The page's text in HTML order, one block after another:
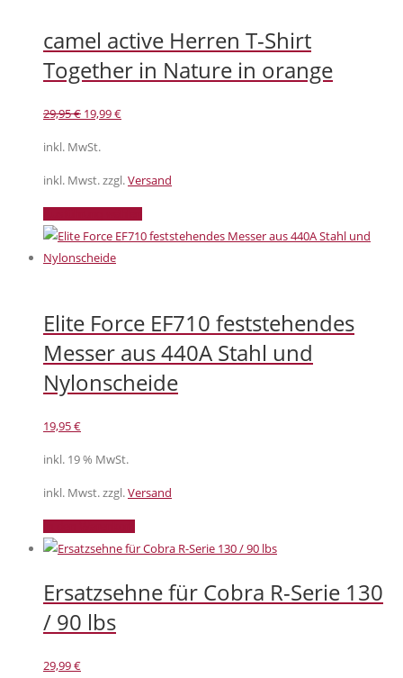
camel active Herren T-Shirt
Together in Nature in orange
29,95€ Ursprünglicher
war:
29,95 €
19,99€Aktueller
19,99 €.
inkl. MwSt.
inkl. Mwst. zzgl.Versand
Dieses
Produkt
auf.
Optionen
können
werden
Elite Force EF710 feststehendes
Messer aus 440A Stahl und
Nylonscheide
19,95€
inkl. 19 % MwSt.
inkl. Mwst. zzgl.Versand
Ersatzsehne für Cobra R-Serie 130
/ 90 lbs
29,99€